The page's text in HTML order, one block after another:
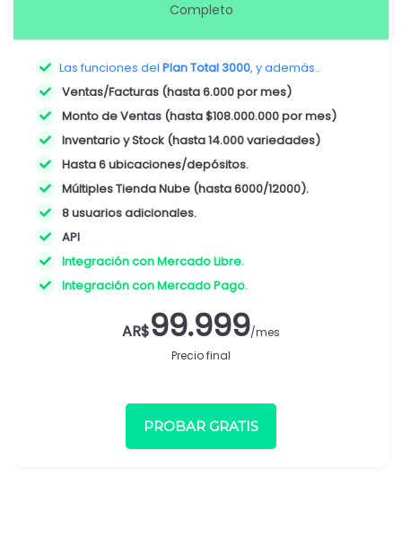
Completo
Las funciones del Plan Total 3000, y además..
Ventas/Facturas (hasta 6.000 por mes)
Monto de Ventas (hasta $108.000.000 por mes)
Inventario y Stock (hasta 14.000 variedades)
Hasta 6 ubicaciones/depósitos.
Múltiples Tienda Nube (hasta 6000/12000).
8 usuarios adicionales.
API
Integración con Mercado Libre.
Integración con Mercado Pago.
AR$99.999/mes
Precio final
PROBAR GRATIS